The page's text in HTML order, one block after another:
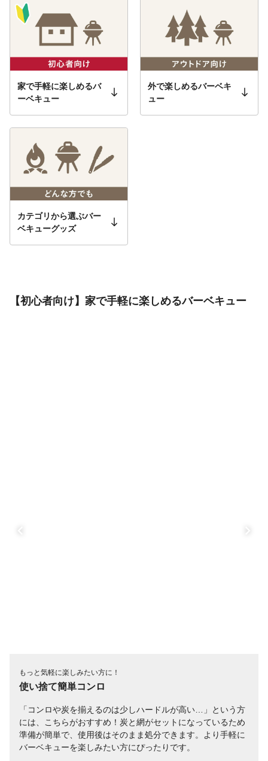
家で手軽に楽しめるバ
ーベキュー
外で楽しめるバーベキ
ュー
カテゴリから選ぶバー
ベキューグッズ
【初心者向け】家で手軽に楽しめるバーベキュー
もっと気軽に楽しみたい方に！
使い捨て簡単コンロ
「コンロや炭を揃えるのは少しハードルが高い…」という方
には、こちらがおすすめ！炭と網がセットになっているため
準備が簡単で、使用後はそのまま処分できます。より手軽に
バーベキューを楽しみたい方にぴったりです。